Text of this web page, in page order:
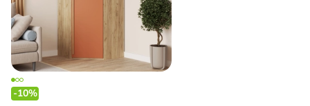
-10%